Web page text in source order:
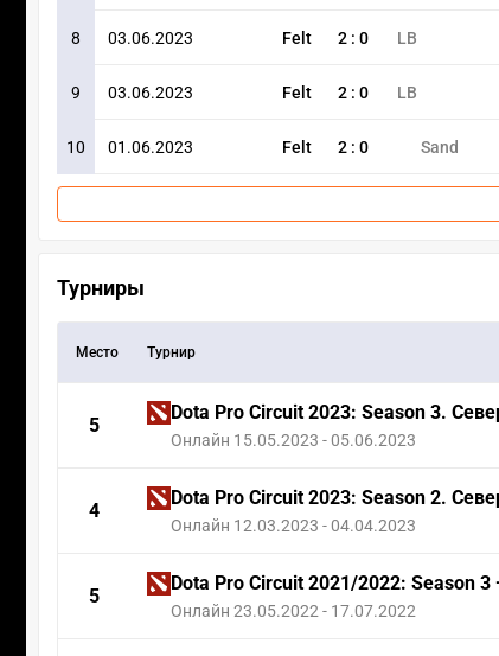
8 03.06.2023 Felt LB
2 : 0
9 03.06.2023 Felt LB
2 : 0
10 01.06.2023 Felt Sand
2 : 0
Турниры
Место Турнир
5
Dota Pro Circuit 2023: Season 3.
Онлайн 15.05.2023 - 05.06.2023
4
Dota Pro Circuit 2023: Season 2.
Онлайн 12.03.2023 - 04.04.2023
5
Dota Pro Circuit 2021/2022: Season
Онлайн 23.05.2022 - 17.07.2022